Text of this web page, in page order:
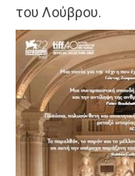
του Λούβρου.